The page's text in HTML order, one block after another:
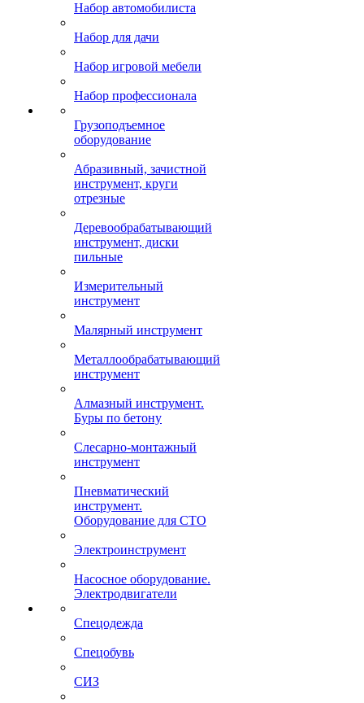
Набор автомобилиста
Набор для дачи
Набор игровой мебели
Набор профессионала
Грузоподъемное
оборудование
Абразивный, зачистной
инструмент, круги
отрезные
Деревообрабатывающий
инструмент, диски
пильные
Измерительный
инструмент
Малярный инструмент
Металлообрабатывающий
инструмент
Алмазный инструмент.
Буры по бетону
Слесарно-монтажный
инструмент
Пневматический
инструмент.
Оборудование для СТО
Электроинструмент
Насосное оборудование.
Электродвигатели
Спецодежда
Спецобувь
СИЗ